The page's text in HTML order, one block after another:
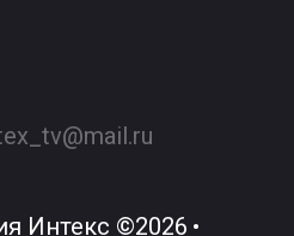
Интекс ©2026